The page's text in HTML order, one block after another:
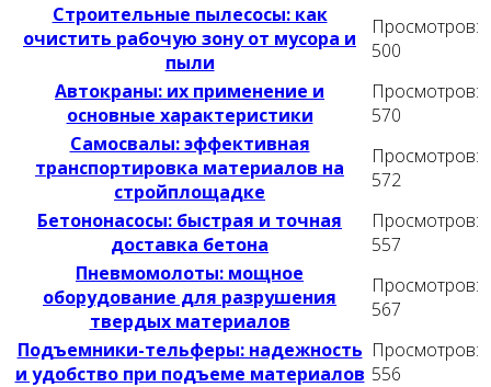
Строительные пылесосы: как
очистить рабочую зону от мусора и
пыли
Просмотров:
500
Автокраны: их применение и
основные характеристики
Просмотров:
570
Самосвалы: эффективная
транспортировка материалов на
стройплощадке
Просмотров:
572
Бетононасосы: быстрая и точная
доставка бетона
Просмотров:
557
Пневмомолоты: мощное
оборудование для разрушения
твердых материалов
Просмотров:
567
Подъемники-тельферы: надежность
и удобство при подъеме материалов
Просмотров:
556